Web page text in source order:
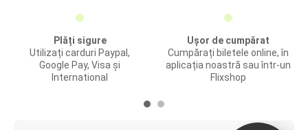
Plăți sigure
Utilizați carduri Paypal,
Google Pay, Visa și
International
Ușor de cumpărat
Cumpărați biletele online, în
aplicația noastră sau într-un
Flixshop